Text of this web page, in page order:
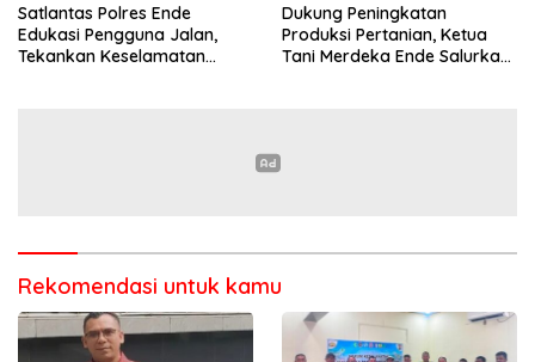
Satlantas Polres Ende
Edukasi Pengguna Jalan,
Tekankan Keselamatan
Dukung Peningkatan
Produksi Pertanian, Ketua
Tani Merdeka Ende Salurkan
Rekomendasi untuk kamu